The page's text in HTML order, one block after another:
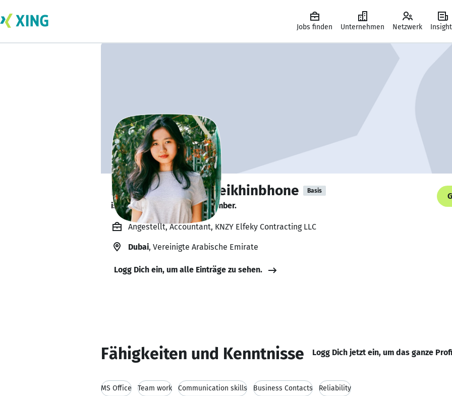
Jobs finden Unternehmen Netzwerk
Eieikhinbhone Eieikhinbhone Basis
is looking for a new team member.
Angestellt, Accountant, KNZY Elfeky Contracting LLC
Dubai, Vereinigte Arabische Emirate
Logg Dich ein, um alle Einträge zu sehen.
Fähigkeiten und Kenntnisse Logg Dich jetzt ein, um das ganze
MS Office Team work Communication skills Business Contacts Reliability